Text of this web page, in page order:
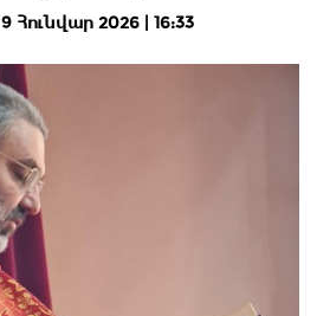
9 Հունվար 2026 | 16:33